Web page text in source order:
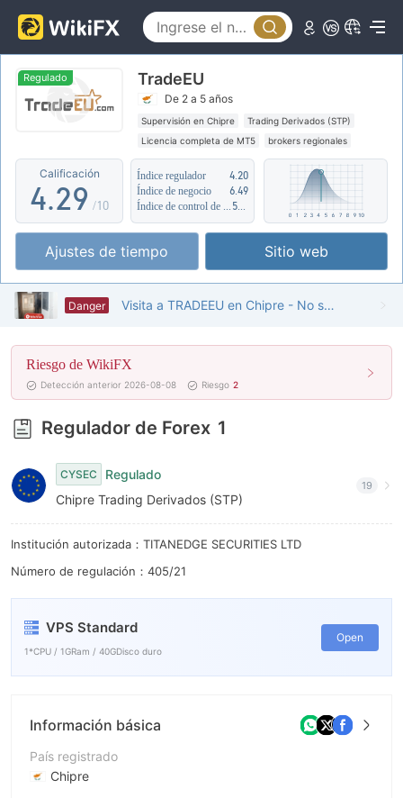
Regulado TradeEU
De 2 a 5 años
Supervisión en Chipre
Trading Derivados (STP)
Licencia completa de MT5
brokers regionales
Riesgo potencial alto
Calificación
0
1
3
4
5
6
7
8
9
.
1
2
3
4
5
6
7
8
9
4
5
6
8
9 /10
Índice regulador
4.20
Índice de negocio
6.49
Ajustes de tiempo Sitio web
Danger Visita a TRADEEU en Chipre - No se encontró oficina
Riesgo de WikiFX
Detección anterior 2026-08-08 Riesgo 2
Regulador de Forex 1
CYSEC
Regulado
Chipre Trading Derivados (STP)
19
Institución autorizada：TITANEDGE SECURITIES LTD
Número de regulación：405/21
VPS Standard
1*CPU / 1GRam / 40GDisco duro
Open
Información básica
País registrado
Chipre